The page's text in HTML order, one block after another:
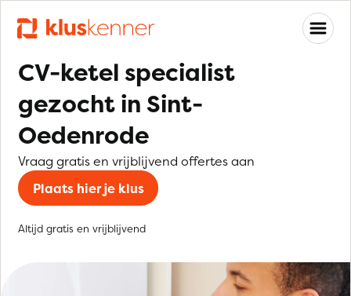
CV-ketel specialist
gezocht in Sint-
Oedenrode
Vraag gratis en vrijblijvend offertes aan
Plaats hier je klus
Altijd gratis en vrijblijvend